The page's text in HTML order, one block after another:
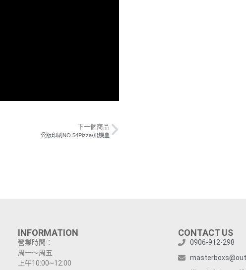
下一個商品
公版印刷NO.54Pizza/飛機盒
INFORMATION
營業時間：
周一～周五
上午10:00~12:00
CONTACT US
0906-912-298